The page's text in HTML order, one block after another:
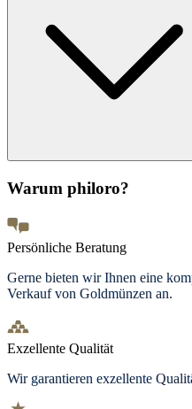
Warum philoro?
Persönliche Beratung
Gerne bieten wir Ihnen eine
Verkauf von Goldmünzen an.
Exzellente Qualität
Wir garantieren exzellente